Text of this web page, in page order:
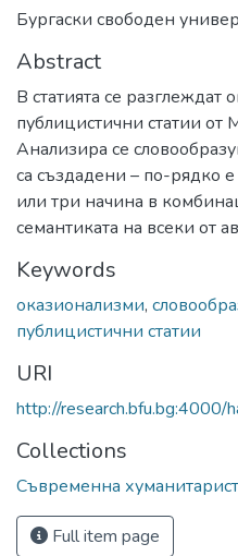
Бургаски свободен
Abstract
В статията се разглеждат
публицистични статии от
Анализира се
са създадени – по-рядко
или три начина в
семантиката на всеки от
Keywords
оказионализми,
публицистични статии
URI
http://
Collections
Съвременна
Full item page